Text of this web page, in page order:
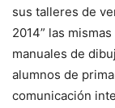
sus talleres de
2014” las
manuales de
alumnos de
comunicación